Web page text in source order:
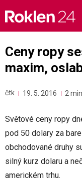
content
Ceny ropy
maxim,
čtk 19. 5. 2016 2 min
Světové ceny ropy
pod 50 dolary za
obchodované druhy
silný kurz dolaru a
americkém trhu.